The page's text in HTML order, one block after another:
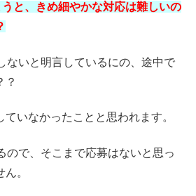
と、きめ細やかな対応は難しいの
ないと明言しているにの、途中で
？
いなかったことと思われます。
ので、そこまで応募はないと思っ
。